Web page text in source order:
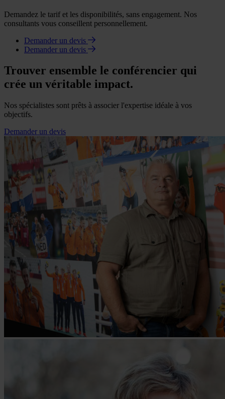
Demandez le tarif et les disponibilités, sans engagement. Nos
consultants vous conseillent personnellement.
Demander un devis
Demander un devis
Trouver ensemble le conférencier qui
crée un véritable impact.
Nos spécialistes sont prêts à associer l'expertise idéale à vos
objectifs.
Demander un devis